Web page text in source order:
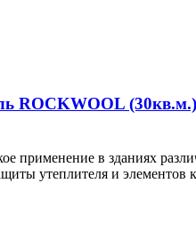
ROCKWOOL (30кв.м.)
применение в зданиях
утеплителя и элементов